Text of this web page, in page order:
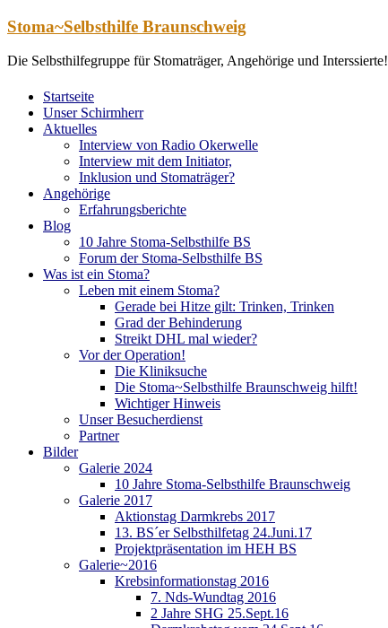
Zum
springen
Stoma~Selbsthilfe Braunschweig
Die Selbsthilfegruppe für Stomaträger, Angehörige und Interssierte!
Startseite
Unser Schirmherr
Aktuelles
Interview von Radio Okerwelle
Interview mit dem Initiator,
Inklusion und Stomaträger?
Angehörige
Erfahrungsberichte
Blog
10 Jahre Stoma-Selbsthilfe BS
Forum der Stoma-Selbsthilfe BS
Was ist ein Stoma?
Leben mit einem Stoma?
Gerade bei Hitze gilt: Trinken, Trinken
Grad der Behinderung
Streikt DHL mal wieder?
Vor der Operation!
Die Kliniksuche
Die Stoma~Selbsthilfe Braunschweig hilft!
Wichtiger Hinweis
Unser Besucherdienst
Partner
Bilder
Galerie 2024
10 Jahre Stoma-Selbsthilfe Braunschweig
Galerie 2017
Aktionstag Darmkrebs 2017
13. BS´er Selbsthilfetag 24.Juni.17
Projektpräsentation im HEH BS
Galerie~2016
Krebsinformationstag 2016
7. Nds-Wundtag 2016
2 Jahre SHG 25.Sept.16